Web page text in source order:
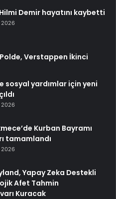
Demir hayatını kaybetti
2026
Verstappen İkinci
sosyal yardımlar için yeni
2026
Kurban Bayramı
tamamlandı
2026
Yapay Zeka Destekli
Afet Tahmin
Kuracak